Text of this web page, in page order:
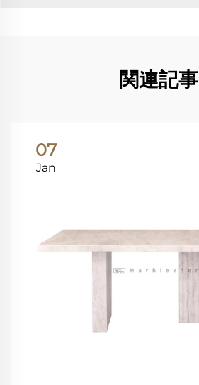
関連記事
07
Jan